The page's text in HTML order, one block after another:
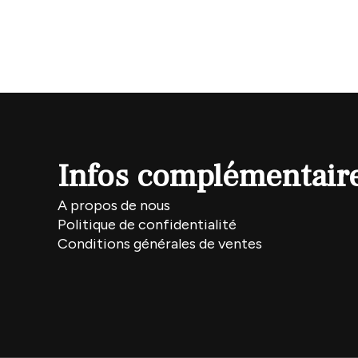
Infos
A propos de nous
Politique de confidentialité
Conditions générales de ventes